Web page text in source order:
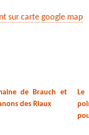
sur carte google map
de Brauch et
des Riaux
Le